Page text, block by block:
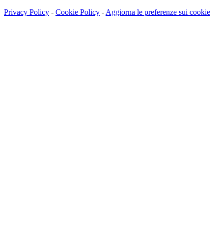
Privacy Policy - Cookie Policy - Aggiorna le preferenze sui cookie